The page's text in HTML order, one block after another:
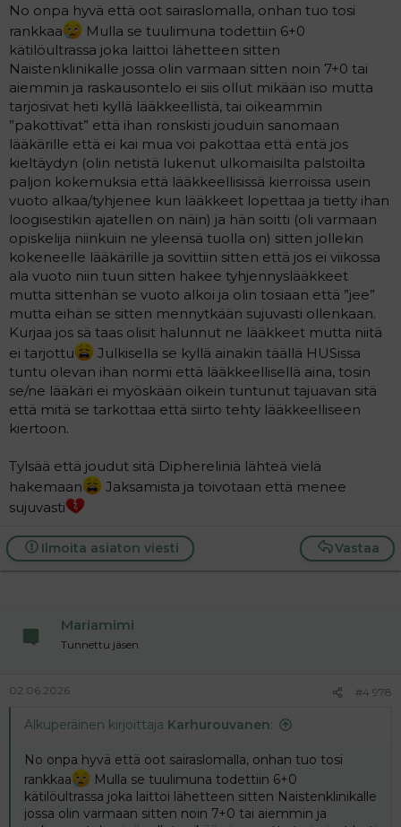
lääkkeellistä keskeytystä, että pääsisi nopeasti
eteenpäin. Sitä ei edes tarjottu, kun oletus on varmaan,
että keskeytyy itsekseen helposti kunhan Cyclot jää
pois. Jäin pariksi päiväksi saikulle ihan henkisen
jaksamisen takia ja ois ollut helpompi et se keskenmeno
tapahtuisi tässä samalla
Olin omaan lääkäriinkin yhteydessä ja hän laskeskeli, että
voitaisiin ehtiä tehdä seuraava siirto ennen heidän 2
viikon kesäsulkua heinäkuun lopussa. Edellyttää toki,
että vuoto alkaisi pian ja keskenmeno hoituu
ongelmitta. Aika tiukka aikataulu, joten vahvasti epäilen,
että elokuulle menee. Samalla kaavalla kokeillaan
seuraavakin siirto. Pitäisi tehdä Dipherelinen hakureissu
Viroon, kun sitä ei täältä saa.
No onpa hyvä että oot sairaslomalla, onhan tuo tosi
rankkaa
Mulla se tuulimuna todettiin 6+0
kätilöultrassa joka laittoi lähetteen sitten
Naistenklinikalle jossa olin varmaan sitten noin 7+0 tai
aiemmin ja raskausontelo ei siis ollut mikään iso mutta
tarjosivat heti kyllä lääkkeellistä, tai oikeammin
”pakottivat” että ihan ronskisti jouduin sanomaan
lääkärille että ei kai mua voi pakottaa että entä jos
kieltäydyn (olin netistä lukenut ulkomaisilta palstoilta
paljon kokemuksia että lääkkeellisissä kierroissa usein
vuoto alkaa/tyhjenee kun lääkkeet lopettaa ja tietty ihan
loogisestikin ajatellen on näin) ja hän soitti (oli varmaan
opiskelija niinkuin ne yleensä tuolla on) sitten jollekin
kokeneelle lääkärille ja sovittiin sitten että jos ei viikossa
ala vuoto niin tuun sitten hakee tyhjennyslääkkeet
mutta sittenhän se vuoto alkoi ja olin tosiaan että ”jee”
mutta eihän se sitten mennytkään sujuvasti ollenkaan.
Kurjaa jos sä taas olisit halunnut ne lääkkeet mutta niitä
ei tarjottu
Julkisella se kyllä ainakin täällä HUSissa
tuntu olevan ihan normi että lääkkeellisellä aina, tosin
se/ne lääkäri ei myöskään oikein tuntunut tajuavan sitä
että mitä se tarkottaa että siirto tehty lääkkeelliseen
kiertoon.
Tylsää että joudut sitä Diphereliniä lähteä vielä
hakemaan
Jaksamista ja toivotaan että menee
sujuvasti
Vastaa
Ilmoita asiaton viesti
Mariamimi
Tunnettu jäsen
02.06.2026 #4 978
Alkuperäinen kirjoittaja Karhurouvanen:
No onpa hyvä että oot sairaslomalla, onhan tuo tosi
rankkaa
Mulla se tuulimuna todettiin 6+0
kätilöultrassa joka laittoi lähetteen sitten Naistenklinikalle
jossa olin varmaan sitten noin 7+0 tai aiemmin ja